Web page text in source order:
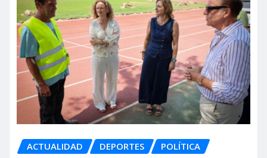
ACTUALIDAD DEPORTES POLÍTICA